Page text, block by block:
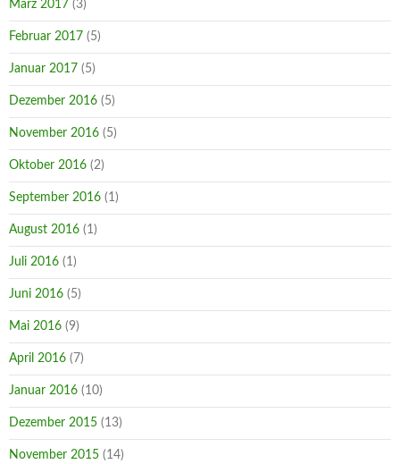
März 2017 (3)
Februar 2017 (5)
Januar 2017 (5)
Dezember 2016 (5)
November 2016 (5)
Oktober 2016 (2)
September 2016 (1)
August 2016 (1)
Juli 2016 (1)
Juni 2016 (5)
Mai 2016 (9)
April 2016 (7)
Januar 2016 (10)
Dezember 2015 (13)
November 2015 (14)